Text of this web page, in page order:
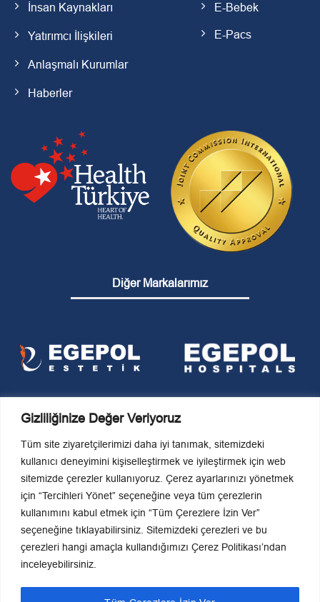
Gizliliğinize Değer Veriyoruz
Tüm site ziyaretçilerimizi daha iyi tanımak, sitemizdeki
kullanıcı deneyimini kişiselleştirmek ve iyileştirmek için web
sitemizde çerezler kullanıyoruz. Çerez ayarlarınızı yönetmek
için “Tercihleri Yönet” seçeneğine veya tüm çerezlerin
kullanımını kabul etmek için “Tüm Çerezlere İzin Ver”
seçeneğine tıklayabilirsiniz. Sitemizdeki çerezleri ve bu
çerezleri hangi amaçla kullandığımızı Çerez Politikası’ndan
inceleyebilirsiniz.
İnsan Kaynakları
Yatırımcı İlişkileri
Anlaşmalı Kurumlar
Haberler
E-Bebek
E-Pacs
Diğer Markalarımız
KVKK Politikaları
Son Güncelleme Tarihi
27-03-2026 13:36:37
0 (531) 687 00 86